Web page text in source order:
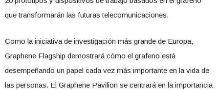
que transformarán las futuras telecomunicaciones.
Como la iniciativa de investigación más grande de Europa,
Graphene Flagship demostrará cómo el grafeno está
desempeñando un papel cada vez más importante en la vida de
las personas. El Graphene Pavilion se centrará en la importancia